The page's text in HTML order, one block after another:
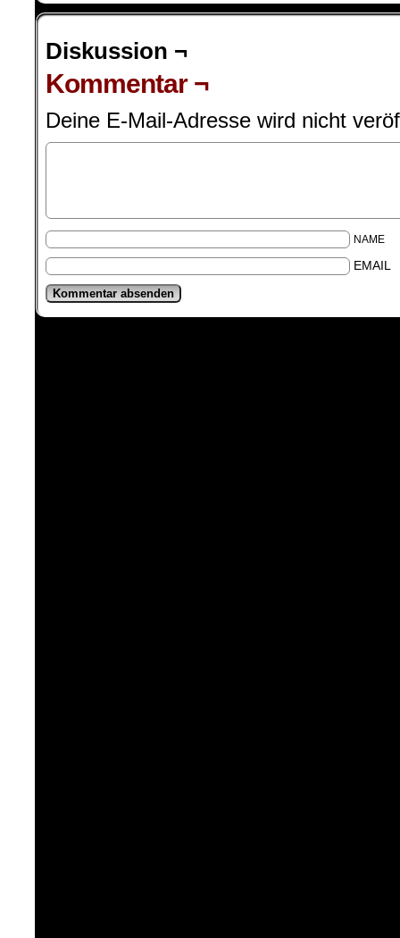
Diskussion ¬
Kommentar ¬
Deine E-Mail-Adresse wird nicht
NAME
EMAIL